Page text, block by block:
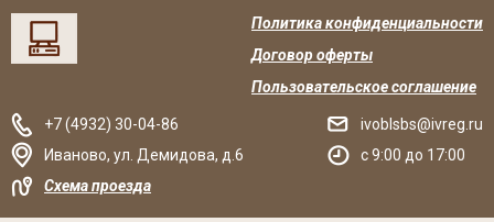
Политика конфиденциальности
Договор оферты
Пользовательское соглашение
+7 (4932) 30-04-86
Иваново, ул. Демидова, д.6
Схема проезда
ivoblsbs@ivreg.ru
c 9:00 до 17:00